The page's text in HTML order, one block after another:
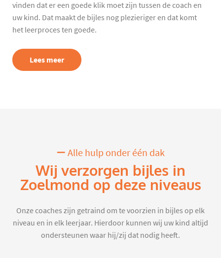
vinden dat er een goede klik moet zijn tussen de coach en
uw kind. Dat maakt de bijles nog plezieriger en dat komt
het leerproces ten goede.
Lees meer
Alle hulp onder één dak
Wij verzorgen bijles in
Zoelmond op deze niveaus
Onze coaches zijn getraind om te voorzien in bijles op elk
niveau en in elk leerjaar. Hierdoor kunnen wij uw kind altijd
ondersteunen waar hij/zij dat nodig heeft.